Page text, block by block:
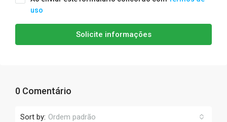
uso
Solicite informações
0 Comentário
Sort by: Ordem padrão